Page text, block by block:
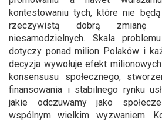
kontestowaniu tych, które nie będą
rzeczywistą dobrą
niesamodzielnych. Skala
dotyczy ponad milion Polaków i
decyzja wywołuje efekt
konsensusu społecznego,
finansowania i stabilnego rynku
jakie odczuwamy jako
wspólnym wielkim wyzwaniem.